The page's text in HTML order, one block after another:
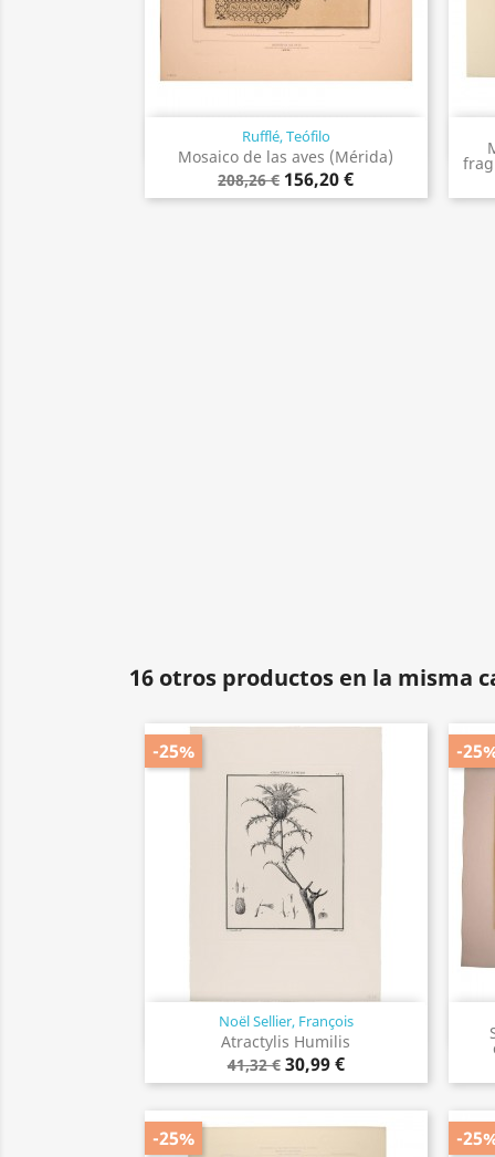
Rufflé, Teófilo
Mosaico de las aves (Mérida)
208,26 € 156,20 €
Vista rápida
16 otros productos en la misma
Noël Sellier, François
Atractylis Humilis
41,32 € 30,99 €
-25%
Vista rápida
-
-25% -